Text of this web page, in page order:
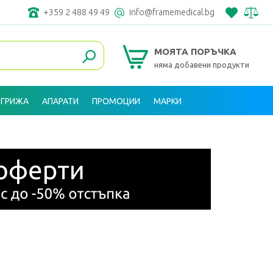
+359 2 488 49 49 info@framemedical.bg
МОЯТА ПОРЪЧКА
няма добавени продукти
АПАРАТИ ПРОМОЦИИ МАРКИ